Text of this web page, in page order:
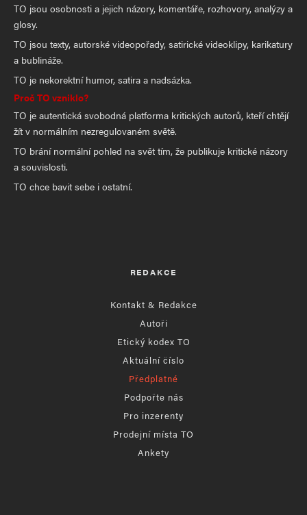
TO jsou osobnosti a jejich názory, komentáře, rozhovory, analýzy a
glosy.
TO jsou texty, autorské videopořady, satirické videoklipy, karikatury
a bublináže.
TO je nekorektní humor, satira a nadsázka.
Proč TO vzniklo?
TO je autentická svobodná platforma kritických autorů, kteří chtějí
žít v normálním nezregulovaném světě.
TO brání normální pohled na svět tím, že publikuje kritické názory
a souvislosti.
TO chce bavit sebe i ostatní.
REDAKCE
Kontakt & Redakce
Autoři
Etický kodex TO
Aktuální číslo
Předplatné
Podpořte nás
Pro inzerenty
Prodejní místa TO
Ankety